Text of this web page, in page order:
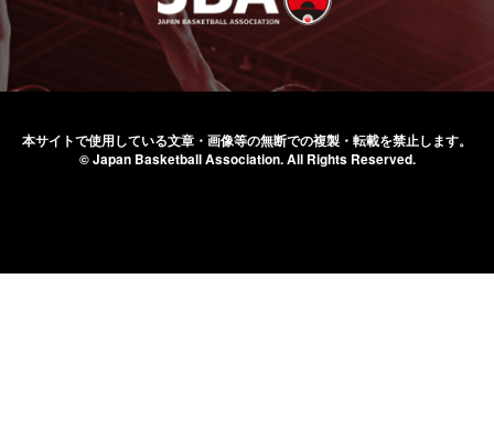
本サイトで使用している文章・画像等の無断での複製・転載を禁止します。
© Japan Basketball Association.All Rights Reserved.